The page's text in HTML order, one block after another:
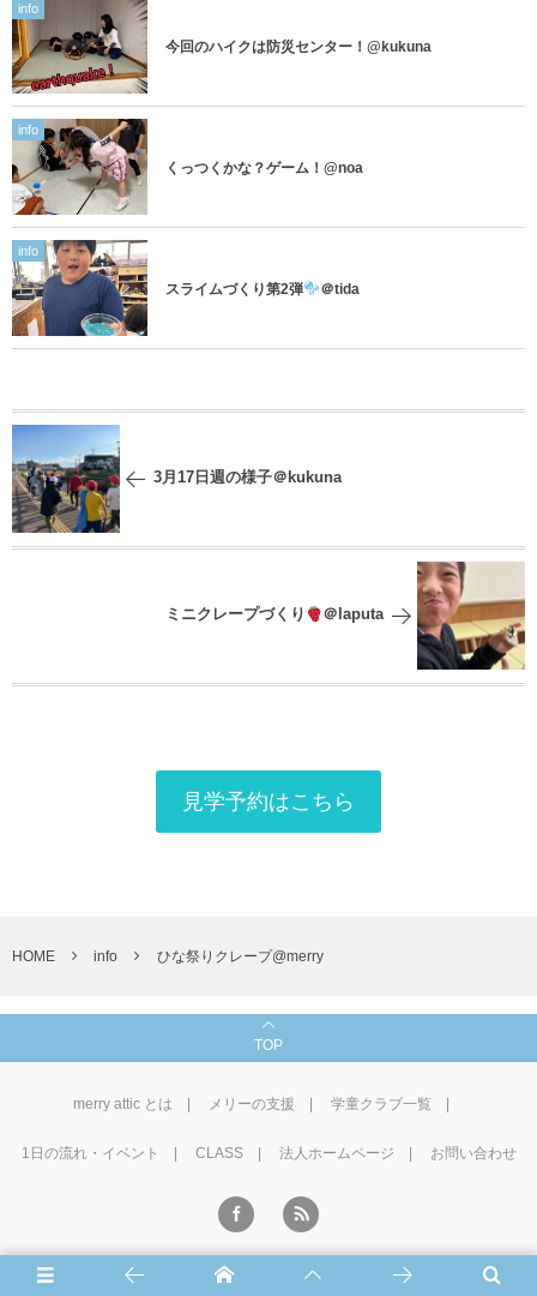
info
今回のハイクは防災センター！@kukuna
info
くっつくかな？ゲーム！@noa
info
スライムづくり第2弾 ＠tida
3月17日週の様子＠kukuna
ミニクレープづくり ＠laputa
見学予約はこちら
HOME info ひな祭りクレープ@merry
TOP
merry attic とは メリーの支援 学童クラブ一覧
1⽇の流れ・イベント CLASS 法人ホームページ お問い合わせ
2016 - 2026 学童CLUB merry attic